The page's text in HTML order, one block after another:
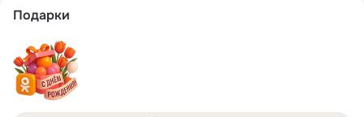
Подарки